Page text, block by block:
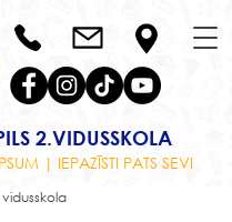
2.VIDUSSKOLA
| IEPAZĪSTI PATS SEVI